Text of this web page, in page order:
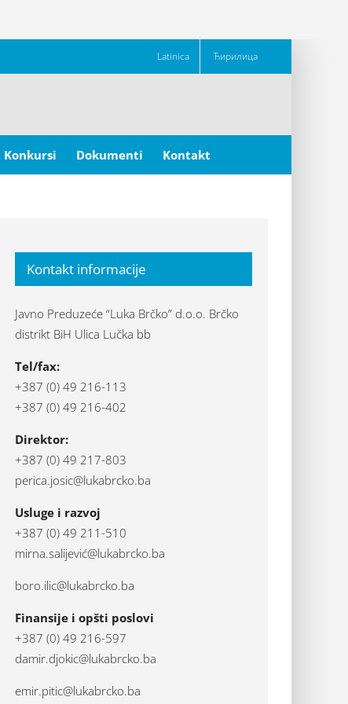
Latinica Ћирилица
Konkursi Dokumenti Kontakt
Kontakt informacije
Javno Preduzeće “Luka Brčko” d.o.o. Brčko
distrikt BiH Ulica Lučka bb
Tel/fax:
+387 (0) 49 216-113
+387 (0) 49 216-402
Direktor:
+387 (0) 49 217-803
perica.josic@lukabrcko.ba
Usluge i razvoj
+387 (0) 49 211-510
mirna.salijević@lukabrcko.ba
boro.ilic@lukabrcko.ba
Finansije i opšti poslovi
+387 (0) 49 216-597
damir.djokic@lukabrcko.ba
emir.pitic@lukabrcko.ba